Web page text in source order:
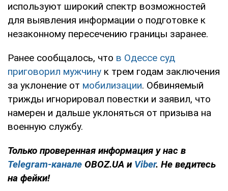
используют широкий спектр возможностей
для выявления информации о подготовке к
незаконному пересечению границы заранее.
Ранее сообщалось, что в Одессе суд
приговорил мужчину к трем годам заключения
за уклонение от мобилизации. Обвиняемый
трижды игнорировал повестки и заявил, что
намерен и дальше уклоняться от призыва на
военную службу.
Только проверенная информация у нас в
Telegram-канале OBOZ.UA и Viber. Не ведитесь
на фейки!